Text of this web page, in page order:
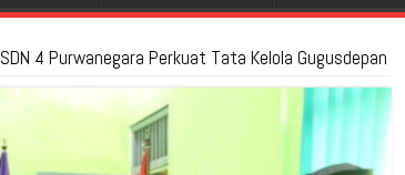
4 Purwanegara Perkuat Tata Kelola Gugusdepan